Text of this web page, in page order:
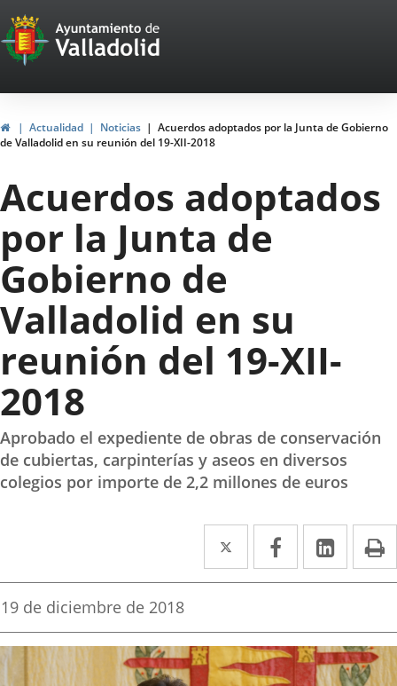
Portal
Web
del
Ayuntamiento
de
Valladolid
InicioActualidad Noticias
Acuerdos adoptados por la Junta de Gobierno
de Valladolid en su reunión del 19-XII-2018
Acuerdos adoptados
por la Junta de
Gobierno de
Valladolid en su
reunión del 19-XII-
2018
Aprobado el expediente de obras de conservación
de cubiertas, carpinterías y aseos en diversos
colegios por importe de 2,2 millones de euros
Twitter
Enlace
a
aplicación
externa.
Facebook
Enlace
a
aplicación
externa.
Enlace
a
Fecha
la
noticia
19 de diciembre de 2018